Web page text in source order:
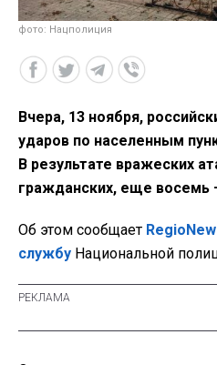
фото: Нацполиция
Вчера, 13 ноября,
ударов по населенным
В результате вражеских
гражданских, еще восемь
Об этом сообщает
службу Национальной